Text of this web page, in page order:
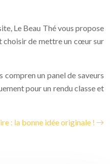
Le Beau Thé vous propose
choisir de mettre un cœur sur
compren un panel de saveurs
pour un rendu classe et
: la bonne idée originale !